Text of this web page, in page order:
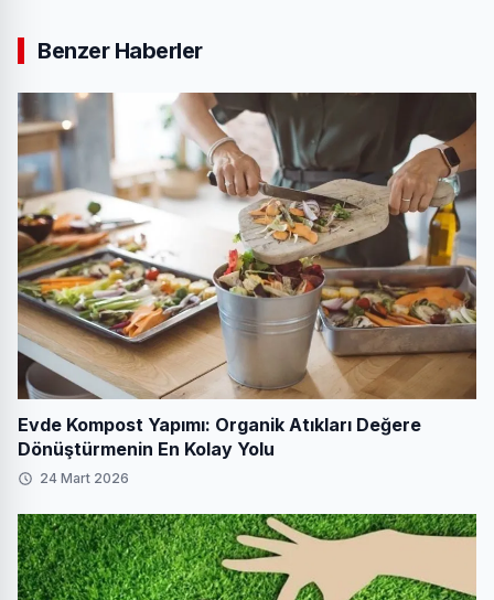
Benzer Haberler
Evde Kompost Yapımı: Organik Atıkları Değere
Dönüştürmenin En Kolay Yolu
24 Mart 2026